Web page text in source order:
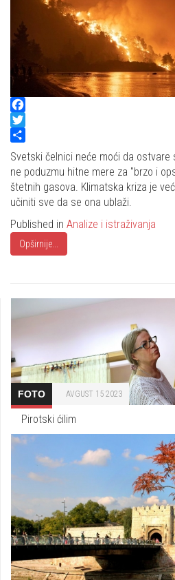
Facebook
Twitter
Share
Svetski čelnici neće moći da ostvare
ne poduzmu hitne mere za "brzo i
štetnih gasova. Klimatska kriza je
učiniti sve da se ona ublaži.
Published in Analize i istraživanja
Opširnije...
FOTO AVGUST 15 2023
Pirotski ćilim